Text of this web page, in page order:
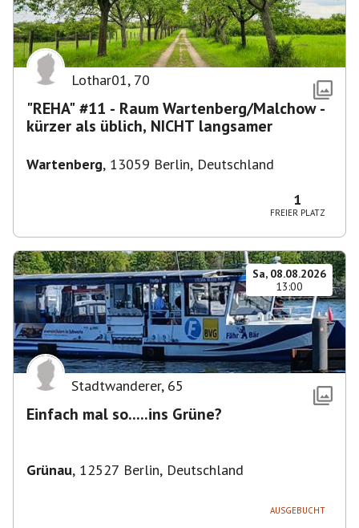
Lothar01, 70
"REHA" #11 - Raum Wartenberg/Malchow -
kürzer als üblich, NICHT langsamer
Wartenberg, 13059 Berlin, Deutschland
1
FREIER PLATZ
Sa, 08.08.2026
13:00
Stadtwanderer, 65
Einfach mal so.....ins Grüne?
Grünau, 12527 Berlin, Deutschland
AUSGEBUCHT